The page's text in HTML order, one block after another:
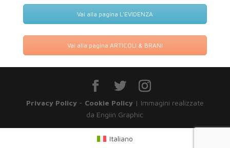
Vai alla pagina L'EVIDENZA
Vai alla pagina ARTICOLI & BRANI
Privacy Policy- Cookie Policy| Immagini realizzate
da Engiin Graphic
Italiano